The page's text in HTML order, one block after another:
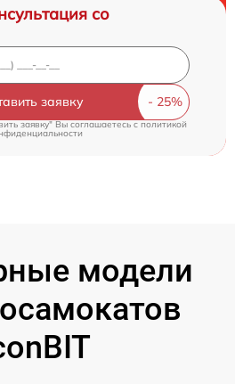
со
заявку
заявку" Вы соглашаетесь cполитикой
модели